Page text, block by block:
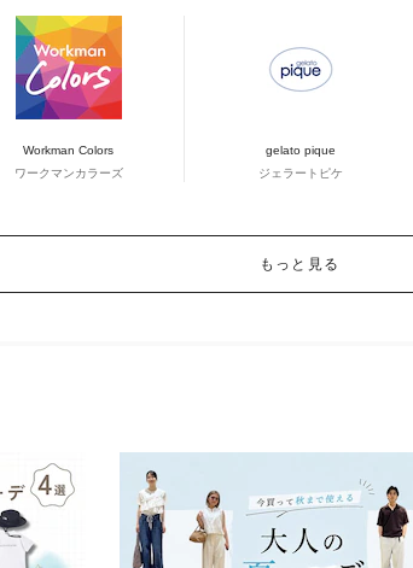
Workman Colors
ワークマンカラーズ
gelato pique
ジェラートピケ
もっと見る